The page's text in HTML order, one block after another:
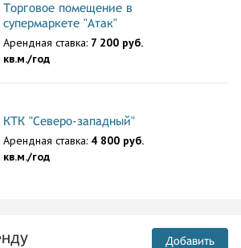
Торговое помещение в
супермаркете "Атак"
Арендная ставка: 7 200 руб.
кв.м./год
КТК "Северо-западный"
Арендная ставка: 4 800 руб.
кв.м./год
Добавить